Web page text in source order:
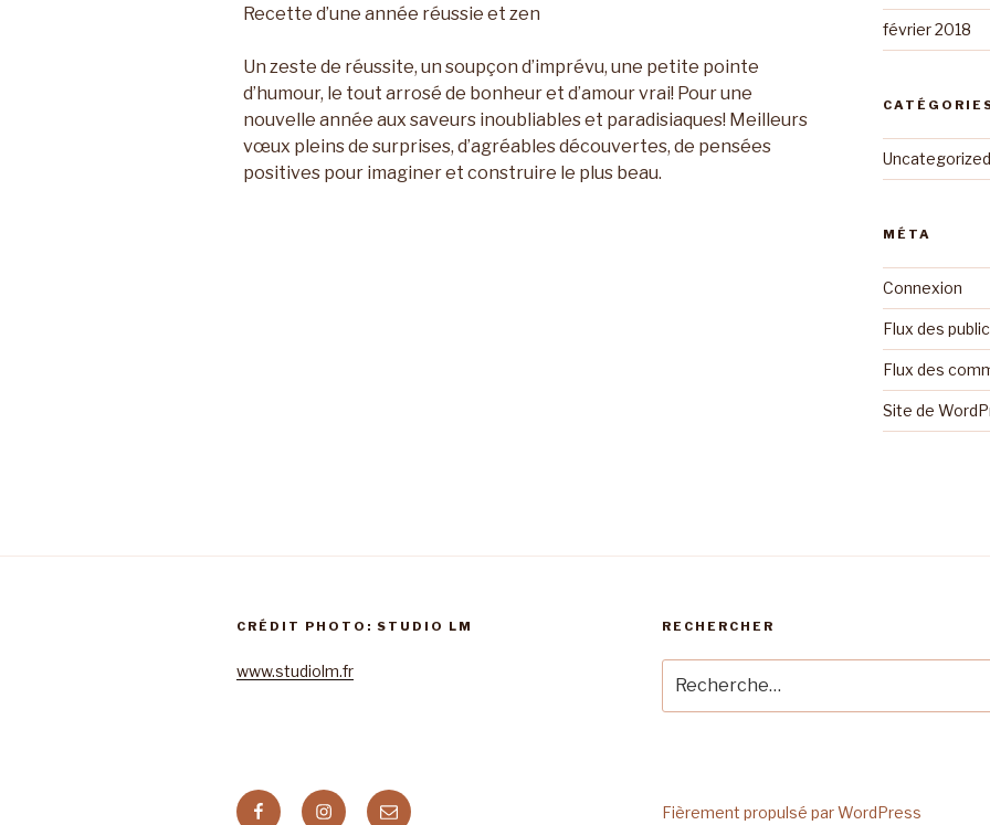
Recette d’une année réussie et zen
Un zeste de réussite, un soupçon d’imprévu, une petite pointe
d’humour, le tout arrosé de bonheur et d’amour vrai! Pour une
nouvelle année aux saveurs inoubliables et paradisiaques! Meilleurs
vœux pleins de surprises, d’agréables découvertes, de pensées
positives pour imaginer et construire le plus beau.
février 2018
Uncategorized
MÉTA
Connexion
Flux des
Flux des
Site de
CRÉDIT PHOTO: STUDIO LM
www.studiolm.fr
RECHERCHER
pour
:
FacebookInstagram
E-
Fièrement propulsé par WordPress